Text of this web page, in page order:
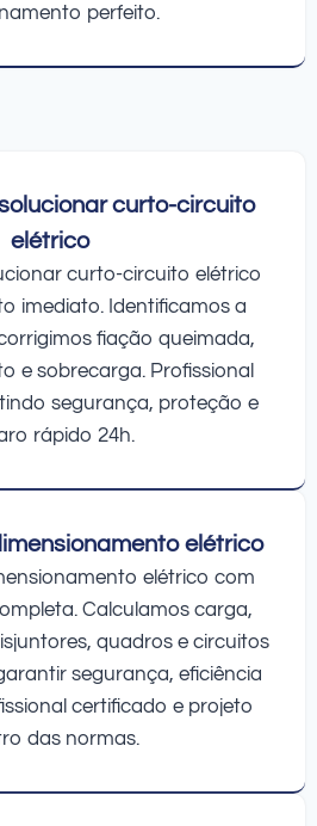
perfeito.
curto-circuito
elétrico
curto-circuito elétrico
imediato. Identificamos a
fiação queimada,
e sobrecarga. Profissional
segurança, proteção e
rápido 24h.
elétrico
elétrico com
Calculamos carga,
quadros e circuitos
segurança, eficiência
certificado e projeto
das normas.